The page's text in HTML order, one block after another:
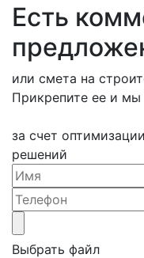
Есть
или смета на
Прикрепите ее и
за счет
решений
Выбрать файл